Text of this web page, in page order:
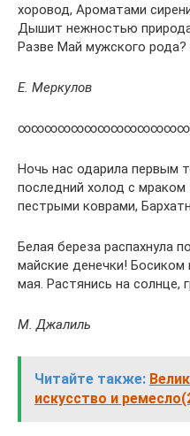
хоровод, Ароматами
Дышит нежностью
Разве Май мужского
Е. Меркулов
Ночь нас одарила первым
последний холод с
пестрыми коврами,
Белая береза распахнула
майские денечки!
мая. Растянись на солнце,
М. Джалиль
Читайте также:
искусство и